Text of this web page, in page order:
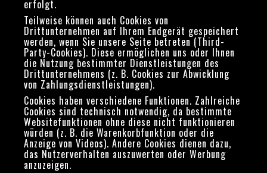
erfolgt.
Teilweise können auch Cookies von
Drittunternehmen auf Ihrem Endgerät gespeichert
werden, wenn Sie unsere Seite betreten (Third-
Party-Cookies). Diese ermöglichen uns oder Ihnen
die Nutzung bestimmter Dienstleistungen des
Drittunternehmens (z. B. Cookies zur Abwicklung
von Zahlungsdienstleistungen).
Cookies haben verschiedene Funktionen. Zahlreiche
Cookies sind technisch notwendig, da bestimmte
Websitefunktionen ohne diese nicht funktionieren
würden (z. B. die Warenkorbfunktion oder die
Anzeige von Videos). Andere Cookies dienen dazu,
das Nutzerverhalten auszuwerten oder Werbung
anzuzeigen.